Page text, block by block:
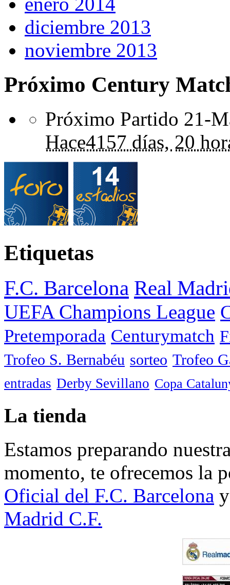
diciembre 2013
noviembre 2013
Próximo Century
Próximo Partido 21-
Hace4157 días, 20
Etiquetas
F.C. Barcelona Real
UEFA Champions League
Pretemporada Centurymatch
Trofeo S. Bernabéu sorteo Trofeo
entradas Derby Sevillano Copa
La tienda
Estamos preparando
momento, te ofrecemos la
Oficial del F.C. Barcelona
Madrid C.F.